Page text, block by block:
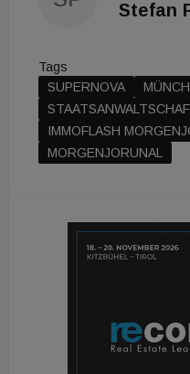
Stefan
Tags
SUPERNOVA
IMMOFLASH
MORGENJORUNAL